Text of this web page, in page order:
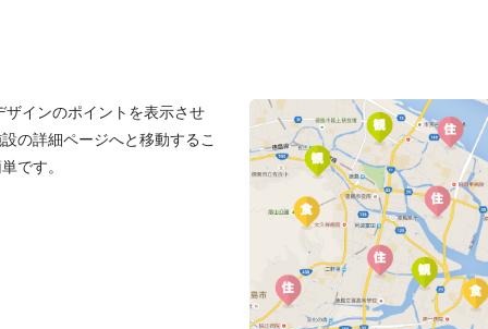
インのポイントを表示させ
の詳細ページへと移動するこ
です。